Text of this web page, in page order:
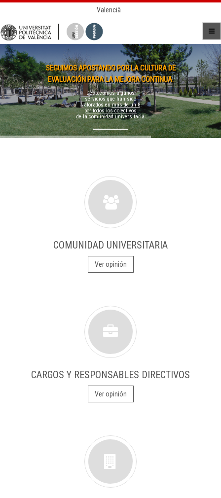
Valencià
SEGUIMOS APOSTANDO POR LA CULTURA DE
EVALUACIÓN PARA LA MEJORA CONTINUA.
Destacamos algunos
servicios que han sido
valorados enmás de un 8
por todos los colectivos
de la comunidad universitaria
COMUNIDAD UNIVERSITARIA
Ver opinión
CARGOS Y RESPONSABLES DIRECTIVOS
Ver opinión